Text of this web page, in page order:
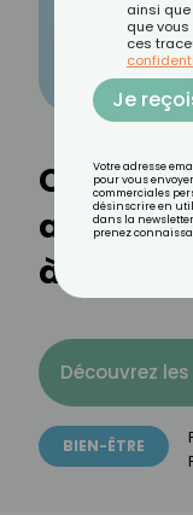
Cycle
adapter
à son
Découvrez les
BIEN-ÊTRE
ainsi
que vous
ces
Je
Votre adresse
pour vous
commerciales
désinscrire en
dans la
prenez